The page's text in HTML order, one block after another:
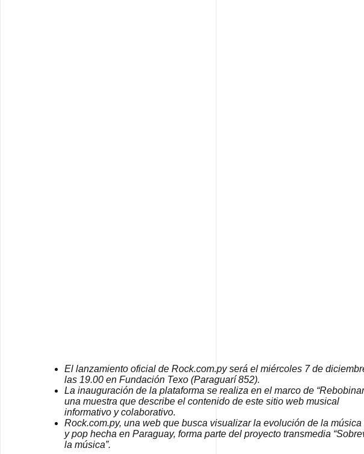
El lanzamiento oficial de Rock.com.py será el miércoles 7 de
las 19.00 en Fundación Texo (Paraguarí 852).
La inauguración de la plataforma se realiza en el marco de
una muestra que describe el contenido de este sitio web musical
informativo y colaborativo.
Rock.com.py, una web que busca visualizar la evolución de la música
y pop hecha en Paraguay, forma parte del proyecto transmedia
la música”.